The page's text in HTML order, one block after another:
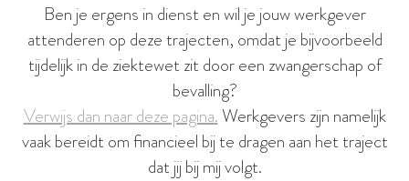
Ben je ergens in dienst en wil je jouw werkgever
attenderen op deze trajecten, omdat je bijvoorbeeld
tijdelijk in de ziektewet zit door een zwangerschap of
bevalling?
Verwijs dan naar deze pagina.Werkgevers zijn namelijk
vaak bereidt om financieel bij te dragen aan het traject
dat jij bij mij volgt.